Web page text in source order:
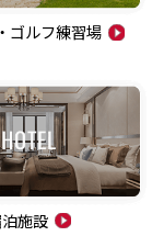
ゴルフ練習場
施設